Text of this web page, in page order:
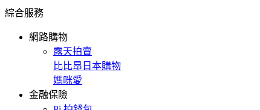
綜合服務
網路購物
露天拍賣
比比昂日本購物
媽咪愛
金融保險